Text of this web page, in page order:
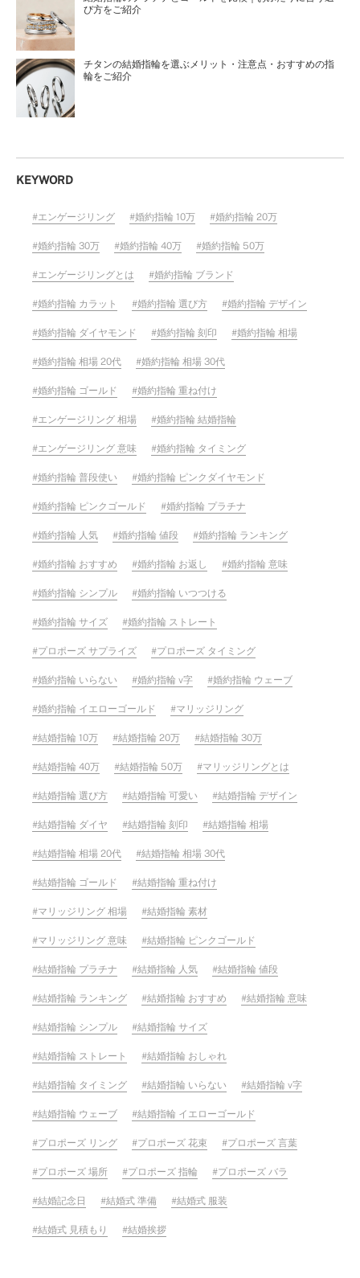
び方をご紹介
チタンの結婚指輪を選ぶメリット・注意点・おすすめの指
輪をご紹介
KEYWORD
エンゲージリング 婚約指輪 10万 婚約指輪 20万
婚約指輪 30万 婚約指輪 40万 婚約指輪 50万
エンゲージリングとは 婚約指輪 ブランド
婚約指輪 カラット 婚約指輪 選び方 婚約指輪 デザイン
婚約指輪 ダイヤモンド 婚約指輪 刻印 婚約指輪 相場
婚約指輪 相場 20代 婚約指輪 相場 30代
婚約指輪 ゴールド 婚約指輪 重ね付け
エンゲージリング 相場 婚約指輪 結婚指輪
エンゲージリング 意味 婚約指輪 タイミング
婚約指輪 普段使い 婚約指輪 ピンクダイヤモンド
婚約指輪 ピンクゴールド 婚約指輪 プラチナ
婚約指輪 人気 婚約指輪 値段 婚約指輪 ランキング
婚約指輪 おすすめ 婚約指輪 お返し 婚約指輪 意味
婚約指輪 シンプル 婚約指輪 いつつける
婚約指輪 サイズ 婚約指輪 ストレート
プロポーズ サプライズ プロポーズ タイミング
婚約指輪 いらない 婚約指輪 v字 婚約指輪 ウェーブ
婚約指輪 イエローゴールド マリッジリング
結婚指輪 10万 結婚指輪 20万 結婚指輪 30万
結婚指輪 40万 結婚指輪 50万 マリッジリングとは
結婚指輪 選び方 結婚指輪 可愛い 結婚指輪 デザイン
結婚指輪 ダイヤ 結婚指輪 刻印 結婚指輪 相場
結婚指輪 相場 20代 結婚指輪 相場 30代
結婚指輪 ゴールド 結婚指輪 重ね付け
マリッジリング 相場 結婚指輪 素材
マリッジリング 意味 結婚指輪 ピンクゴールド
結婚指輪 プラチナ 結婚指輪 人気 結婚指輪 値段
結婚指輪 ランキング 結婚指輪 おすすめ 結婚指輪 意味
結婚指輪 シンプル 結婚指輪 サイズ
結婚指輪 ストレート 結婚指輪 おしゃれ
結婚指輪 タイミング 結婚指輪 いらない 結婚指輪 v字
結婚指輪 ウェーブ 結婚指輪 イエローゴールド
プロポーズ リング プロポーズ 花束 プロポーズ 言葉
プロポーズ 場所 プロポーズ 指輪 プロポーズ バラ
結婚記念日 結婚式 準備 結婚式 服装
結婚式 見積もり 結婚挨拶